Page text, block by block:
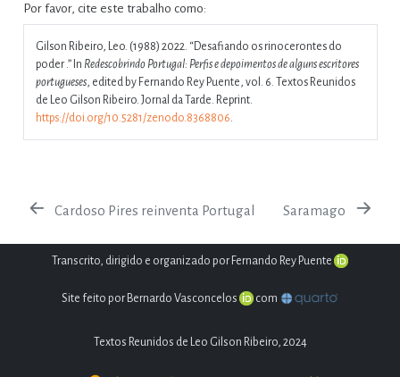
Por favor, cite este trabalho como:
Gilson Ribeiro, Leo. (1988) 2022. “Desafiando os rinocerontes do
poder .” In Redescobrindo Portugal: Perfis e depoimentos de alguns escritores
portugueses, edited by Fernando Rey Puente, vol. 6. Textos Reunidos
de Leo Gilson Ribeiro. Jornal da Tarde. Reprint.
https://doi.org/10.5281/zenodo.8368806
Cardoso Pires reinventa Portugal Saramago
Transcrito, dirigido e organizado por Fernando Rey Puente
Textos Reunidos de Leo Gilson Ribeiro, 2024
Site feito por Bernardo Vasconcelos com